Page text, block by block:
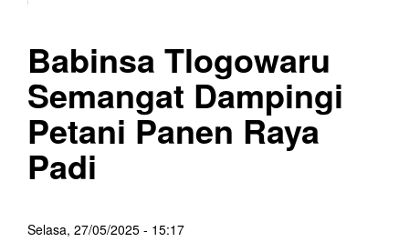
Babinsa Tlogowaru
Semangat Dampingi
Petani Panen Raya
Padi
Selasa, 27/05/2025 - 15:17